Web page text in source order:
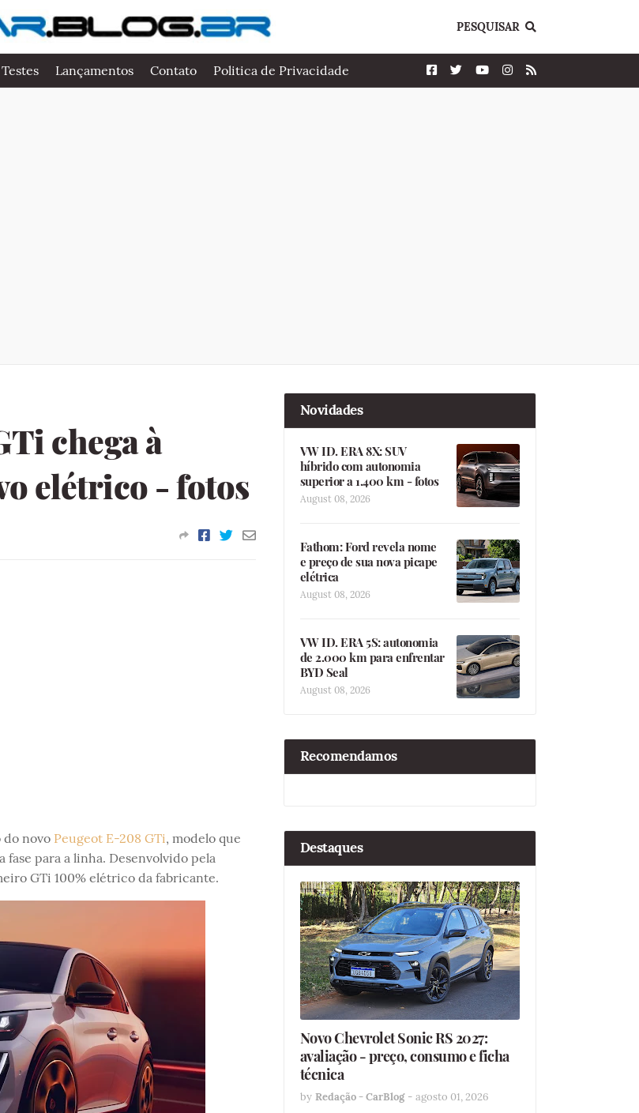
PESQUISAR
Testes Lançamentos Contato Politica de Privacidade
chega à
elétrico - fotos
do novo Peugeot E-208 GTi, modelo que
para a linha. Desenvolvido pela
GTi 100% elétrico da fabricante.
Novidades
VW ID. ERA 8X: SUV
híbrido com autonomia
superior a 1.400 km - fotos
August 08, 2026
Fathom: Ford revela nome
e preço de sua nova picape
elétrica
August 08, 2026
VW ID. ERA 5S: autonomia
de 2.000 km para enfrentar
BYD Seal
August 08, 2026
Recomendamos
Destaques
Novo Chevrolet Sonic RS 2027:
avaliação - preço, consumo e ficha
técnica
by Redação - CarBlog - agosto 01, 2026